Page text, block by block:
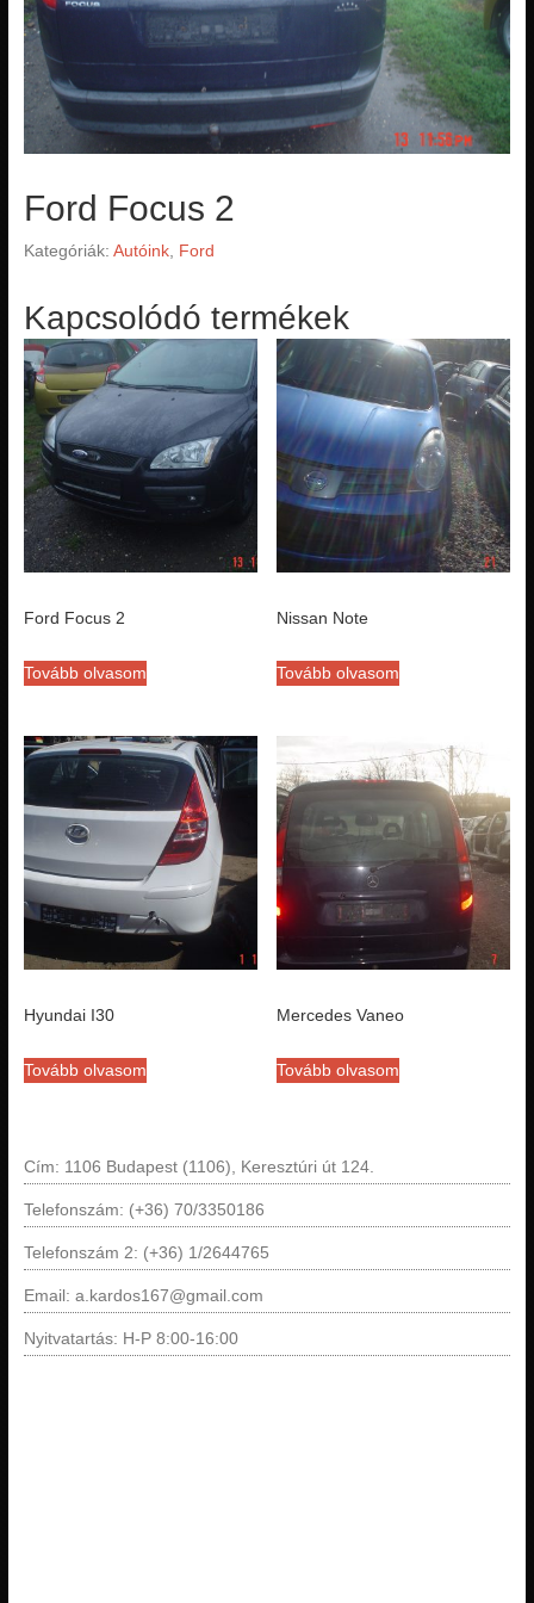
Ford Focus 2
Kategóriák: Autóink, Ford
Kapcsolódó termékek
Ford Focus 2
Tovább olvasom
Nissan Note
Tovább olvasom
Hyundai I30
Tovább olvasom
Mercedes Vaneo
Tovább olvasom
Cím: 1106 Budapest (1106), Keresztúri út 124.
Telefonszám: (+36) 70/3350186
Telefonszám 2: (+36) 1/2644765
Email: a.kardos167@gmail.com
Nyitvatartás: H-P 8:00-16:00